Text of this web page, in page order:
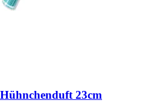
23cm